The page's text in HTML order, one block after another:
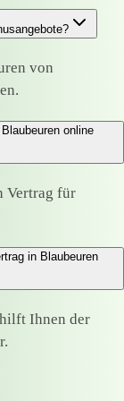
von
online
Vertrag für
in Blaubeuren
Ihnen der